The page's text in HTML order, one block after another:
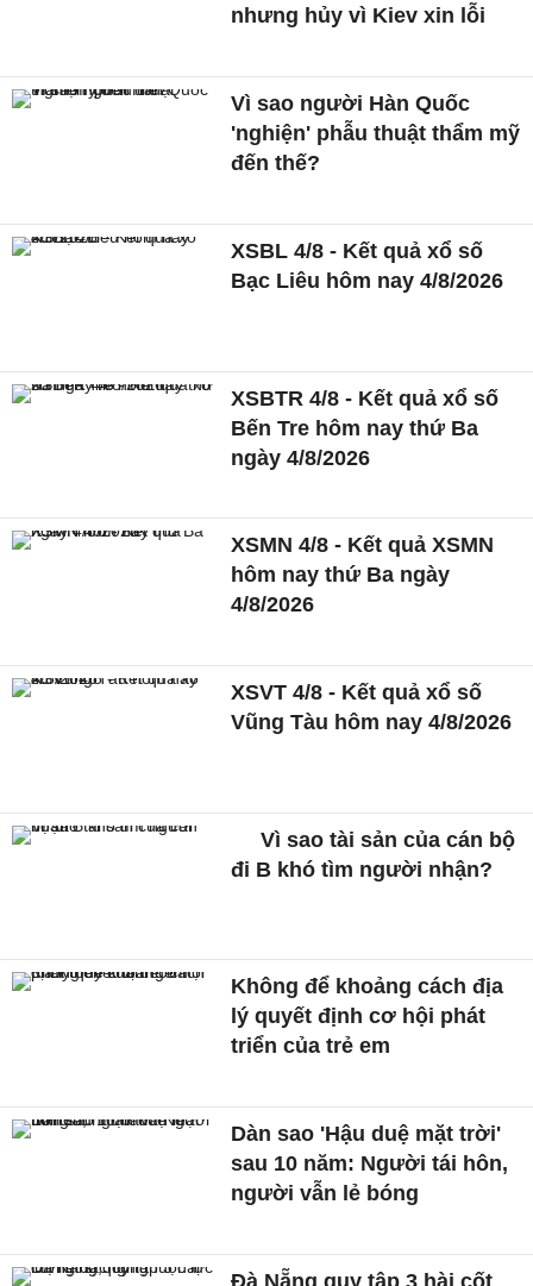
nhưng hủy vì Kiev xin lỗi
Vì sao người Hàn Quốc
'nghiện' phẫu thuật thẩm mỹ
đến thế?
XSBL 4/8 - Kết quả xổ số
Bạc Liêu hôm nay 4/8/2026
XSBTR 4/8 - Kết quả xổ số
Bến Tre hôm nay thứ Ba
ngày 4/8/2026
XSMN 4/8 - Kết quả XSMN
hôm nay thứ Ba ngày
4/8/2026
XSVT 4/8 - Kết quả xổ số
Vũng Tàu hôm nay 4/8/2026
Vì sao tài sản của cán bộ
đi B khó tìm người nhận?
Không để khoảng cách địa
lý quyết định cơ hội phát
triển của trẻ em
Dàn sao 'Hậu duệ mặt trời'
sau 10 năm: Người tái hôn,
người vẫn lẻ bóng
Đà Nẵng quy tập 3 hài cốt